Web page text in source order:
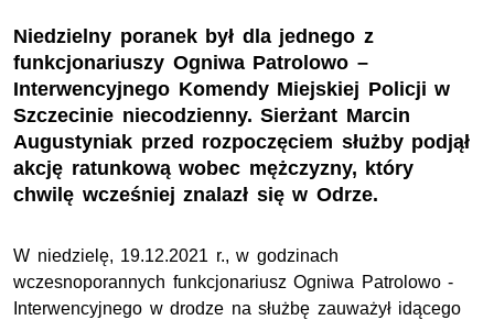
Niedzielny poranek był dla jednego z
funkcjonariuszy Ogniwa Patrolowo –
Interwencyjnego Komendy Miejskiej Policji w
Szczecinie niecodzienny. Sierżant Marcin
Augustyniak przed rozpoczęciem służby podjął
akcję ratunkową wobec mężczyzny, który
chwilę wcześniej znalazł się w Odrze.
W niedzielę, 19.12.2021 r., w godzinach
wczesnoporannych funkcjonariusz Ogniwa Patrolowo -
Interwencyjnego w drodze na służbę zauważył idącego